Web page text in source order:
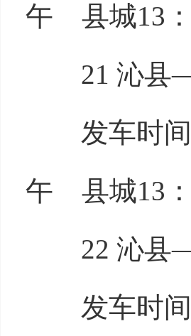
午 县城13：
21 沁县—
发车时间
午 县城13：
22 沁县—
发车时间